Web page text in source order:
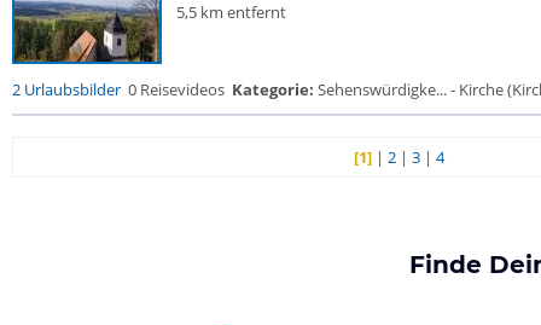
5,5 km entfernt
2 Urlaubsbilder 0 Reisevideos Kategorie: Sehenswürdigke... - Kirche
[1] |2 |3 |4
Finde